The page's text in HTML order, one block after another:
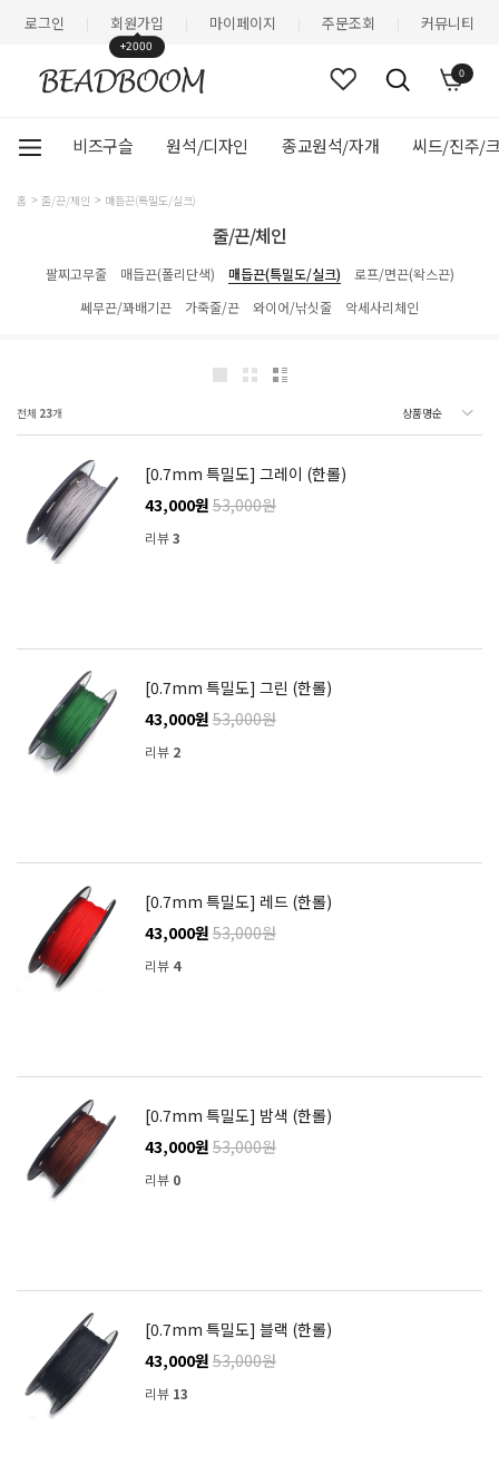
로그인 회원가입
+2000
마이페이지 주문조회 커뮤니티
0
비즈구슬 원석/디자인 종교원석/자개 씨드/진주/
홈 줄/끈/체인 매듭끈(특밀도/실크)
줄/끈/체인
팔찌고무줄 매듭끈(폴리단색) 매듭끈(특밀도/실크)
로프/면끈(왁스끈)
쎄무끈/꽈배기끈
가죽줄/끈 와이어/낚싯줄 악세사리체인
전체 23개
[0.7mm 특밀도] 그레이 (한롤)
43,000원 53,000원
리뷰3
[0.7mm 특밀도] 그린 (한롤)
43,000원 53,000원
리뷰 2
[0.7mm 특밀도] 레드 (한롤)
43,000원 53,000원
리뷰 4
[0.7mm 특밀도] 밤색 (한롤)
43,000원 53,000원
리뷰 0
[0.7mm 특밀도] 블랙 (한롤)
43,000원 53,000원
리뷰 13